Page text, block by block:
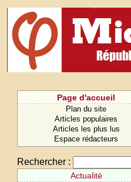
Page d'accueil
Plan du site
Articles populaires
Articles les plus lus
Espace rédacteurs
Rechercher :
Actualité